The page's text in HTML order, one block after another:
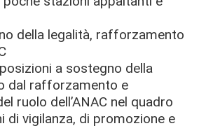
della legalità, rafforzamento
a sostegno della
dal rafforzamento e
ruolo dell’ANAC nel quadro
di vigilanza, di promozione e